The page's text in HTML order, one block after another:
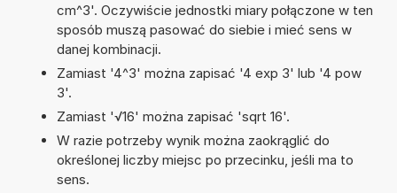
cm^3'. Oczywiście jednostki miary połączone w ten
sposób muszą pasować do siebie i mieć sens w
danej kombinacji.
Zamiast '4^3' można zapisać '4 exp 3' lub '4 pow
3'.
Zamiast '√16' można zapisać 'sqrt 16'.
W razie potrzeby wynik można zaokrąglić do
określonej liczby miejsc po przecinku, jeśli ma to
sens.